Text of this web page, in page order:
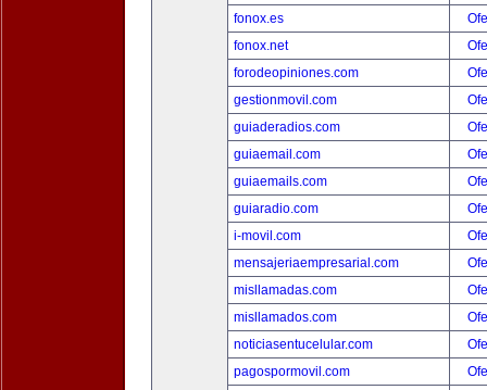
fonox.es
fonox.net
forodeopiniones.com
gestionmovil.com
guiaderadios.com
guiaemail.com
guiaemails.com
guiaradio.com
i-movil.com
mensajeriaempresarial.com
misllamadas.com
misllamados.com
noticiasentucelular.com
pagospormovil.com